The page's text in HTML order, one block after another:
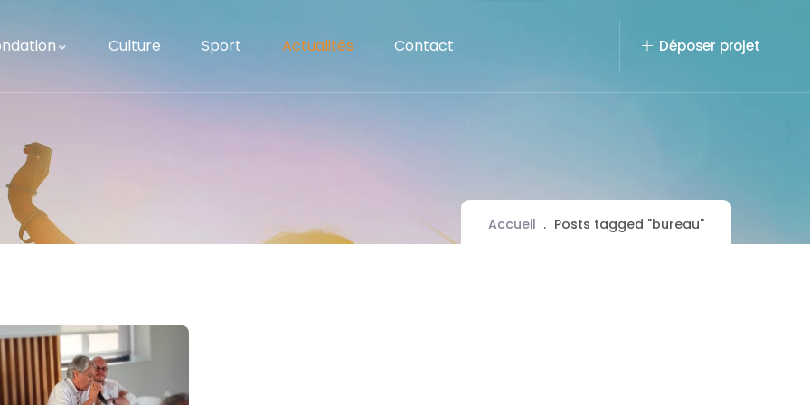
Culture Sport Actualités Contact Déposer projet
Accueil Posts tagged "bureau"